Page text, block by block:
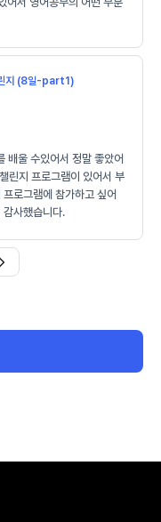
지 (8일-part1)
배울 수있어서 정말 좋았어
린지 프로그램이 있어서 부
로그램에 참가하고 싶어
감사했습니다.